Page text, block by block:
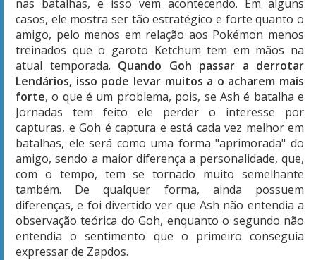
nas batalhas, e isso vem acontecendo. Em alguns
casos, ele mostra ser tão estratégico e forte quanto o
amigo, pelo menos em relação aos Pokémon menos
treinados que o garoto Ketchum tem em mãos na
atual temporada. Quando Goh passar a derrotar
Lendários, isso pode levar muitos a o acharem mais
forte, o que é um problema, pois, se Ash é batalha e
Jornadas tem feito ele perder o interesse por
capturas, e Goh é captura e está cada vez melhor em
batalhas, ele será como uma forma "aprimorada" do
amigo, sendo a maior diferença a personalidade, que,
com o tempo, tem se tornado muito semelhante
também. De qualquer forma, ainda possuem
diferenças, e foi divertido ver que Ash não entendia a
observação teórica do Goh, enquanto o segundo não
entendia o sentimento que o primeiro conseguia
expressar de Zapdos.